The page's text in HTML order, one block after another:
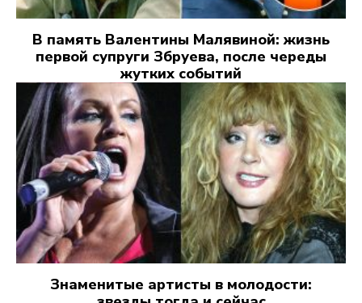
В память Валентины Малявиной: жизнь
первой супруги Збруева, после череды
жутких событий
Знаменитые артисты в молодости: